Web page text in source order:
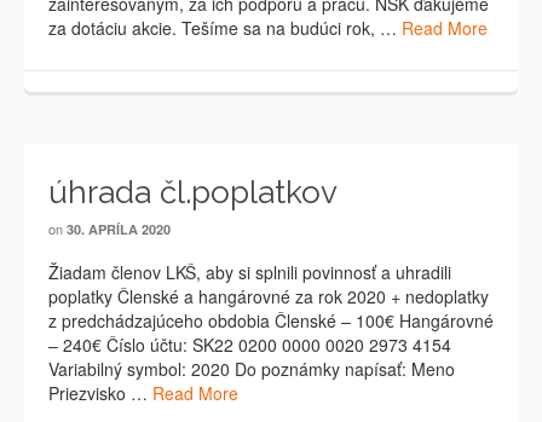
za dotáciu akcie. Tešíme sa na budúci rok, … Read More
úhrada čl.poplatkov
on 30. APRÍLA 2020
Žiadam členov LKŠ, aby si splnili povinnosť a uhradili
poplatky Členské a hangárovné za rok 2020 + nedoplatky
z predchádzajúceho obdobia Členské – 100€ Hangárovné
– 240€ Číslo účtu: SK22 0200 0000 0020 2973 4154
Variabilný symbol: 2020 Do poznámky napísať: Meno
Priezvisko … Read More